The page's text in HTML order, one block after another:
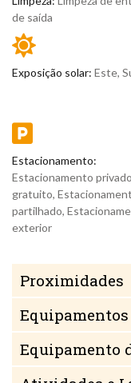
de saída
Exposição solar: Este,
Estacionamento:
Estacionamento privado
gratuito,
partilhado,
exterior
Proximidades
Equipamentos
Equipamento